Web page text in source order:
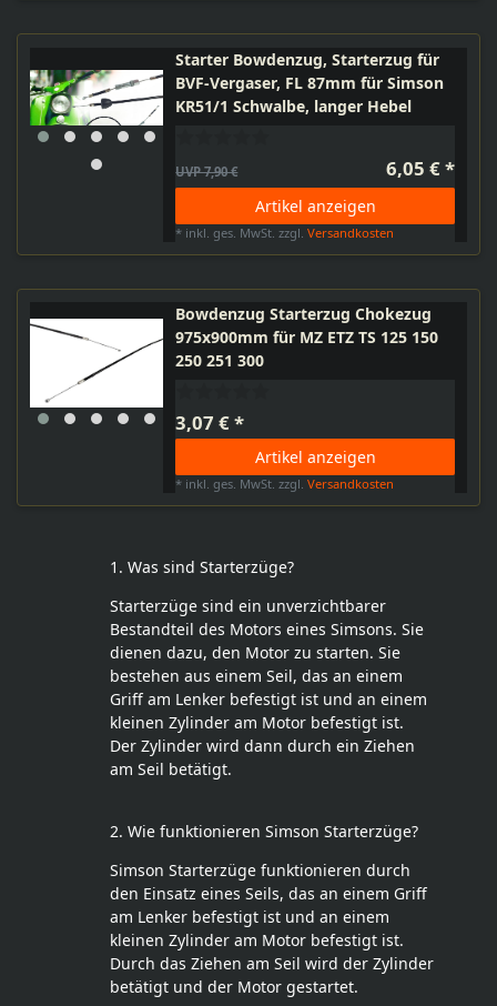
Starter Bowdenzug, Starterzug für
BVF-Vergaser, FL 87mm für Simson
KR51/1 Schwalbe, langer Hebel
UVP 7,90 € 6,05 € *
Artikel anzeigen
* inkl. ges. MwSt. zzgl.Versandkosten
Bowdenzug Starterzug Chokezug
975x900mm für MZ ETZ TS 125 150
250 251 300
3,07 € *
Artikel anzeigen
* inkl. ges. MwSt. zzgl.Versandkosten
1. Was sind Starterzüge?
Starterzüge sind ein unverzichtbarer
Bestandteil des Motors eines Simsons. Sie
dienen dazu, den Motor zu starten. Sie
bestehen aus einem Seil, das an einem
Griff am Lenker befestigt ist und an einem
kleinen Zylinder am Motor befestigt ist.
Der Zylinder wird dann durch ein Ziehen
am Seil betätigt.
2. Wie funktionieren Simson Starterzüge?
Simson Starterzüge funktionieren durch
den Einsatz eines Seils, das an einem Griff
am Lenker befestigt ist und an einem
kleinen Zylinder am Motor befestigt ist.
Durch das Ziehen am Seil wird der Zylinder
betätigt und der Motor gestartet.